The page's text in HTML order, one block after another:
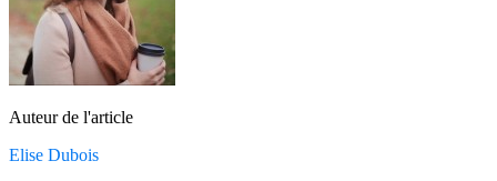
Auteur de l'article
Elise Dubois